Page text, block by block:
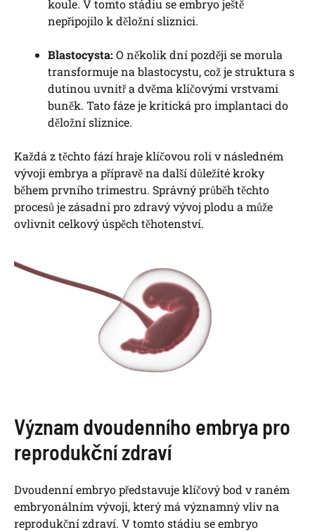
koule. V tomto stádiu se embryo ještě
nepřipojilo k děložní sliznici.
Blastocysta: O několik dní později se morula
transformuje na blastocystu, což je struktura s
dutinou uvnitř a dvěma klíčovými vrstvami
buněk. Tato fáze je kritická pro implantaci do
děložní sliznice.
Každá z těchto fází hraje klíčovou roli v následném
vývoji embrya a přípravě na další důležité kroky
během prvního trimestru. Správný průběh těchto
procesů je zásadní pro zdravý vývoj plodu a může
ovlivnit celkový úspěch těhotenství.
Význam dvoudenního embrya pro
reprodukční zdraví
Dvoudenní embryo představuje klíčový bod v raném
embryonálním vývoji, který má významný vliv na
reprodukční zdraví. V tomto stádiu se embryo